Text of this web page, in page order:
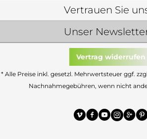
Unser
Vertrauen Sie
Vertrag widerrufen
* Alle Preise inkl. gesetzl. Mehrwertsteuer ggf.
Nachnahmegebühren, wenn nicht